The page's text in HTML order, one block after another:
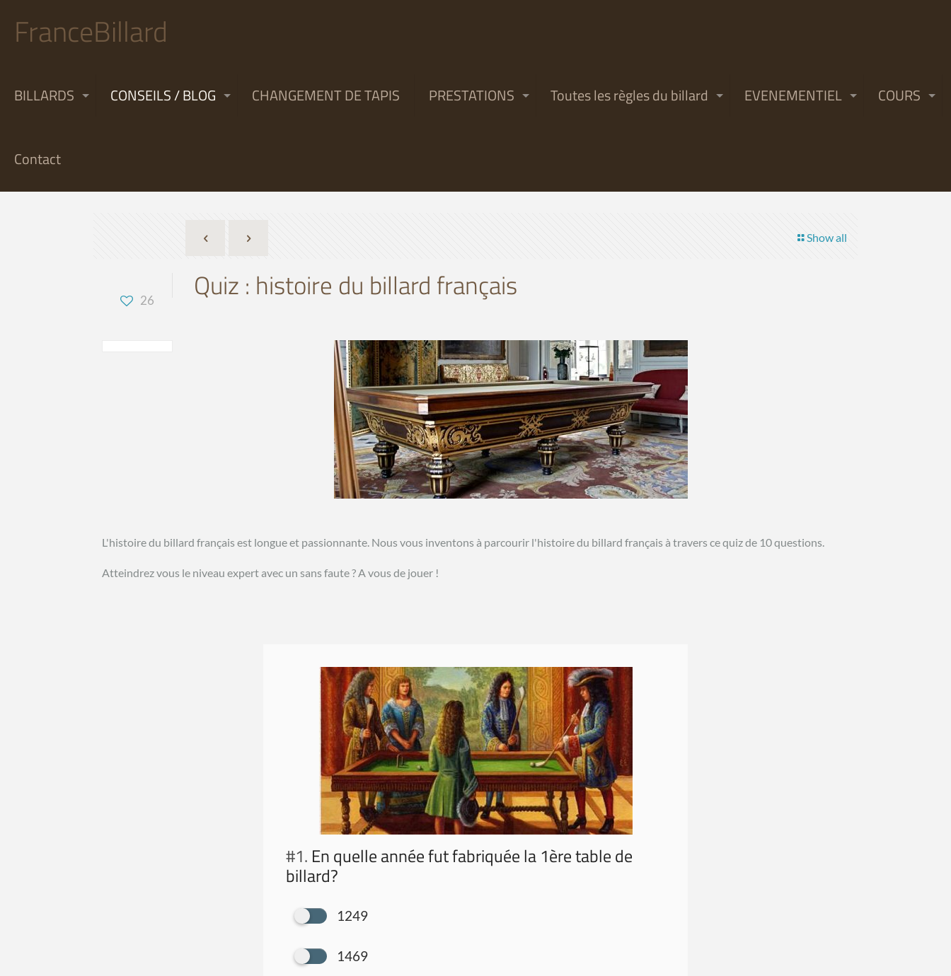
FranceBillard
BILLARDS CONSEILS / BLOG CHANGEMENT DE TAPIS PRESTATIONS Toutes les règles du billard EVENEMENTIEL COURS
Contact
Show all
26 Quiz : histoire du billard français
L'histoire du billard français est longue et passionnante. Nous vous inventons à parcourir l'histoire du billard français à travers ce quiz de 10 questions.
Atteindrez vous le niveau expert avec un sans faute ? A vous de jouer !
#1. En quelle année fut fabriquée la 1ère table de
billard?
1249
1469